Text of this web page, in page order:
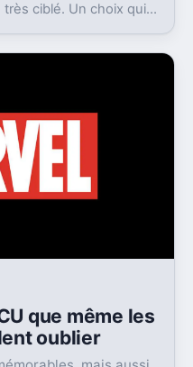
très ciblé. Un choix qui
que même les
oublier